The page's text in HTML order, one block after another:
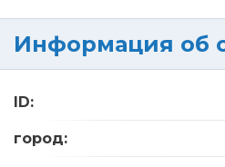
Информация об
ID:
город: